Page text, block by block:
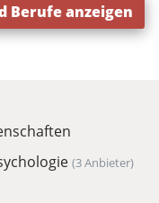
Berufe anzeigen
(3 Anbieter)